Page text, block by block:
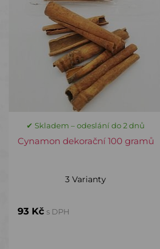
✔ Skladem – odeslání do 2 dnů
Cynamon dekorační 100 gramů
3 Varianty
93 Kč s DPH